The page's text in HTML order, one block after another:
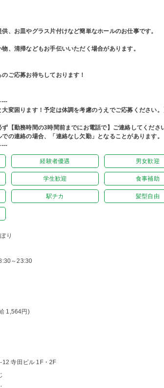
、お皿やグラス片付けなど簡単なホールのお仕事です。
、清掃などもお手伝いいただく場合があります。
ご応募お待ちしております！
大変困ります！予定は体調を考慮のうえでご応募ください
【勤務時間の3時間前までにお電話で】ご連絡してくださ
の連絡の場合、「連絡なし欠勤」となることがあります。
経験者優遇 男女歓迎
学生歓迎 食事補助
駅チカ 髪型自由
り
～23:30
1,564円)
寺田ビル 1F・2F